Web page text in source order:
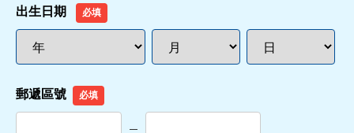
出生日期 必填
郵遞區號 必填